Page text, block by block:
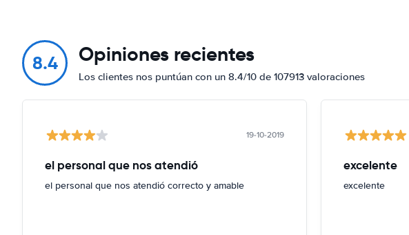
8.4 Opiniones recientes
Los clientes nos puntúan con un 8.4/10 de 107913 valoraciones
19-10-2019
el personal que nos atendió
el personal que nos atendió correcto y amable
excelente
excelente